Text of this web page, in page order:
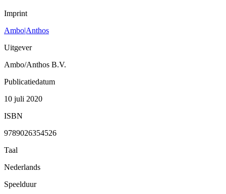
Imprint
Ambo|Anthos
Uitgever
Ambo/Anthos B.V.
Publicatiedatum
10 juli 2020
ISBN
9789026354526
Taal
Nederlands
Speelduur